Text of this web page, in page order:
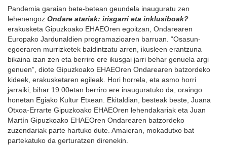
Pandemia garaian bete-betean geundela inauguratu zen
lehenengoz Ondare atariak: irisgarri eta inklusiboak?
erakusketa Gipuzkoako EHAEOren egoitzan, Ondarearen
Europako Jardunaldien programazioaren barruan. “Osasun-
egoeraren murrizketek baldintzatu arren, ikusleen erantzuna
bikaina izan zen eta berriro ere ikusgai jarri behar genuela argi
genuen”, diote Gipuzkoako EHAEOren Ondarearen batzordeko
kideek, erakusketaren egileak. Hori horrela, eta asmo horri
jarraiki, bihar 19:00etan berriro ere inauguratuko da, oraingo
honetan Egiako Kultur Etxean. Ekitaldian, besteak beste, Juana
Otxoa-Errarte Gipuzkoako EHAEOren lehendakariak eta Juan
Martín Gipuzkoako EHAEOren Ondarearen batzordeko
zuzendariak parte hartuko dute. Amaieran, mokadutxo bat
partekatuko da gerturatzen direnekin.